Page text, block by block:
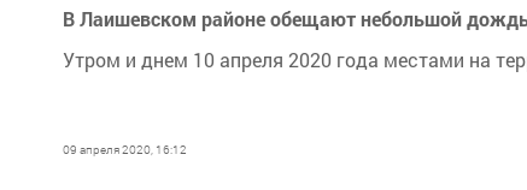
В Лаишевском районе обещают небольшой
Утром и днем 10 апреля 2020 года местами на
09 апреля 2020, 16:12